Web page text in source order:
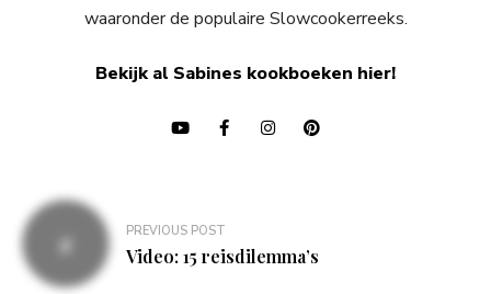
waaronder de populaire Slowcookerreeks.
Bekijk al Sabines kookboeken hier!
Bericht
navigatie
PREVIOUS POST
Video: 15 reisdilemma’s